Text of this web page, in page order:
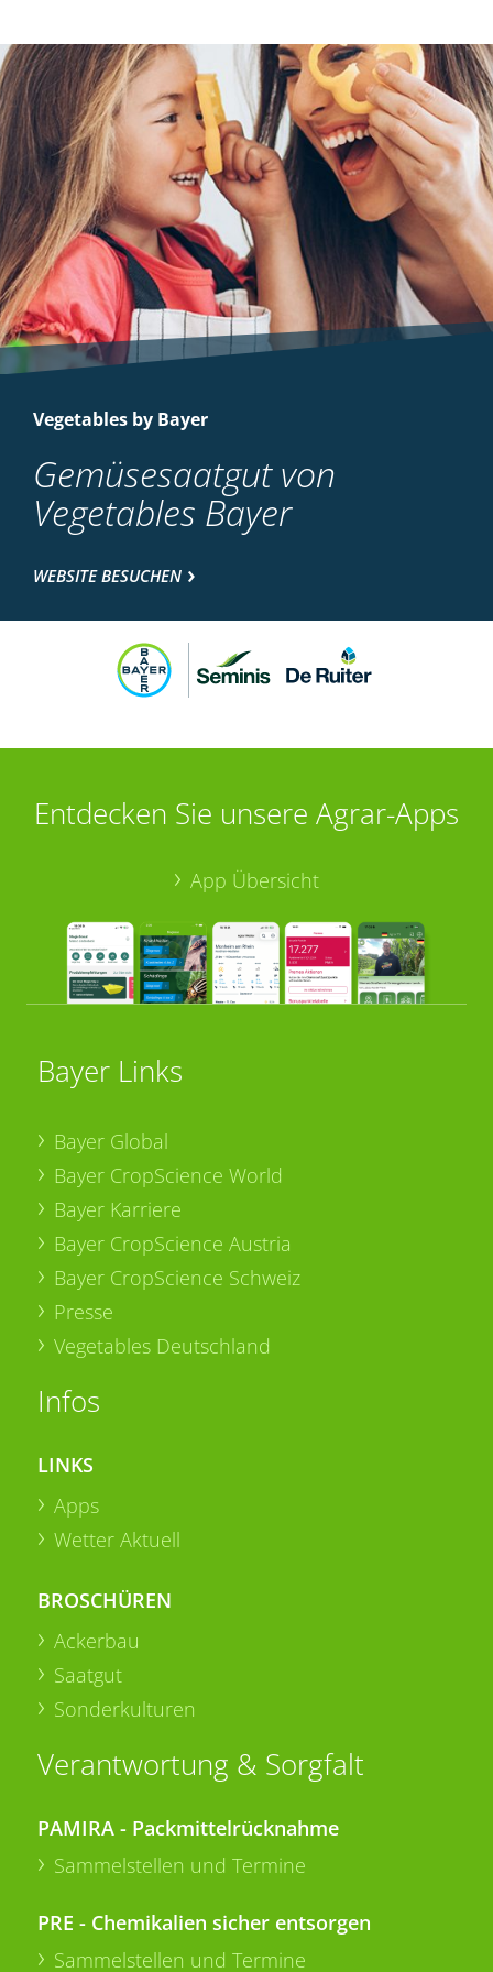
Vegetables by Bayer
Gemüsesaatgut von
Vegetables Bayer
WEBSITE BESUCHEN
Entdecken Sie unsere Agrar-Apps
App Übersicht
Bayer Links
Bayer Global
Bayer CropScience World
Bayer Karriere
Bayer CropScience Austria
Bayer CropScience Schweiz
Presse
Vegetables Deutschland
Infos
LINKS
Apps
Wetter Aktuell
BROSCHÜREN
Ackerbau
Saatgut
Sonderkulturen
Verantwortung & Sorgfalt
PAMIRA - Packmittelrücknahme
Sammelstellen und Termine
PRE - Chemikalien sicher entsorgen
Sammelstellen und Termine